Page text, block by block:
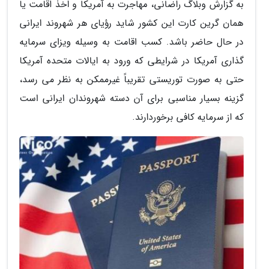
به گزارش وبلاگ راضانی، مهاجرت به آمریکا و اخذ اقامت یا
همان گرین کارت این کشور شاید رؤیای هر شهروند ایرانی
در حال حاضر باشد. کسب اقامت به وسیله ویزای سرمایه
گذاری آمریکا در شرایطی که ورود به ایالات متحده آمریکا
حتی به صورت توریستی تقریباً غیرممکن به نظر می رسد،
گزینه بسیار مناسبی برای آن دسته شهروندان ایرانی است
که از سرمایه کافی برخوردارند.